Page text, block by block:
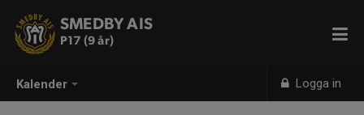
Kalender Logga in
SMEDBY AIS
P17 (9 år)